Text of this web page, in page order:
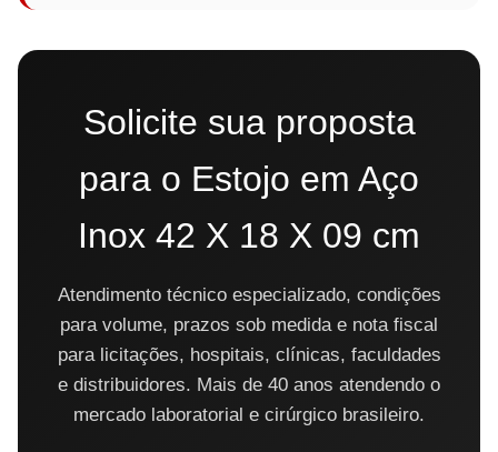
Solicite sua proposta
para o Estojo em Aço
Inox 42 X 18 X 09 cm
Atendimento técnico especializado, condições
para volume, prazos sob medida e nota fiscal
para licitações, hospitais, clínicas, faculdades
e distribuidores. Mais de 40 anos atendendo o
mercado laboratorial e cirúrgico brasileiro.